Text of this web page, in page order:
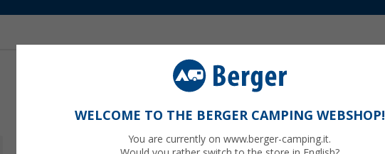
WELCOME TO THE BERGER CAMPING WEBSHOP!
You are currently on www.berger-camping.it.